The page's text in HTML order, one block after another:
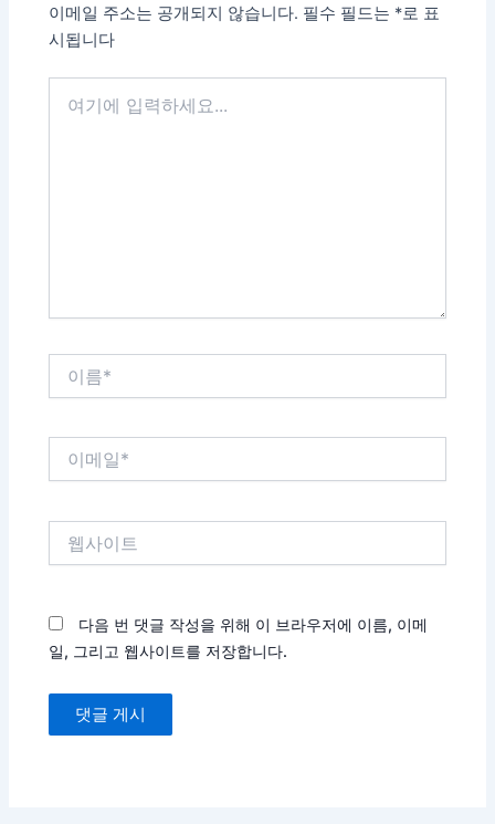
이메일 주소는 공개되지 않습니다. 필수 필드는 *로 표
시됩니다
다음 번 댓글 작성을 위해 이 브라우저에 이름, 이메
일, 그리고 웹사이트를 저장합니다.